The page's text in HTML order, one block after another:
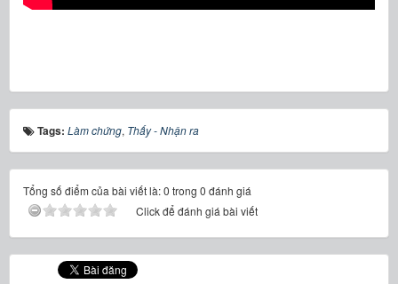
Tags: Làm chứng, Thấy - Nhận ra
Tổng số điểm của bài viết là: 0 trong 0 đánh giá
Click để đánh giá bài viết